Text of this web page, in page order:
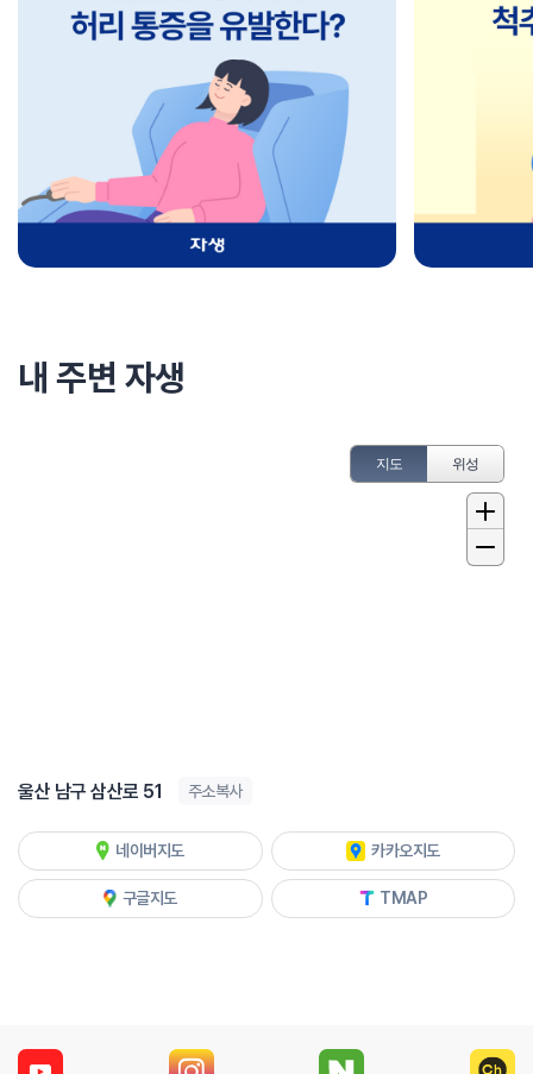
내 주변 자생
지도 위성
울산 남구 삼산로 51 주소복사
네이버지도 카카오지도
구글지도 TMAP